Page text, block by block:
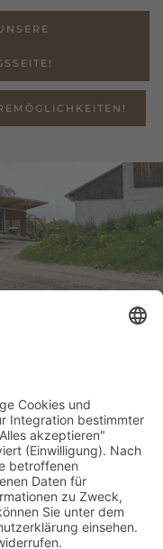
GMBH.DE
GEMEINDEN UND
OBERFRANKEN:
BAYREUTH
COBURG